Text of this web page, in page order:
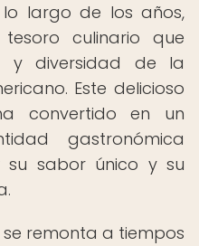
largo de los años,
culinario que
y diversidad de la
Este delicioso
convertido en un
gastronómica
sabor único y su
remonta a tiempos